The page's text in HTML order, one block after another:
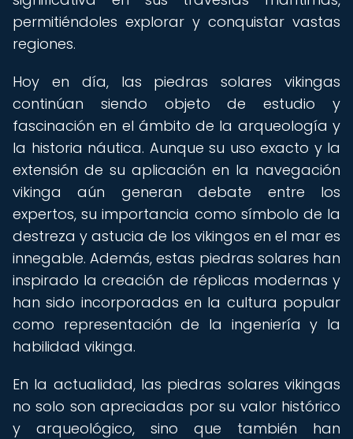
permitiéndoles explorar y conquistar vastas
regiones.
Hoy en día, las piedras solares vikingas
continúan siendo objeto de estudio y
fascinación en el ámbito de la arqueología y
la historia náutica. Aunque su uso exacto y la
extensión de su aplicación en la navegación
vikinga aún generan debate entre los
expertos, su importancia como símbolo de la
destreza y astucia de los vikingos en el mar es
innegable. Además, estas piedras solares han
inspirado la creación de réplicas modernas y
han sido incorporadas en la cultura popular
como representación de la ingeniería y la
habilidad vikinga.
En la actualidad, las piedras solares vikingas
no solo son apreciadas por su valor histórico
y arqueológico, sino que también han